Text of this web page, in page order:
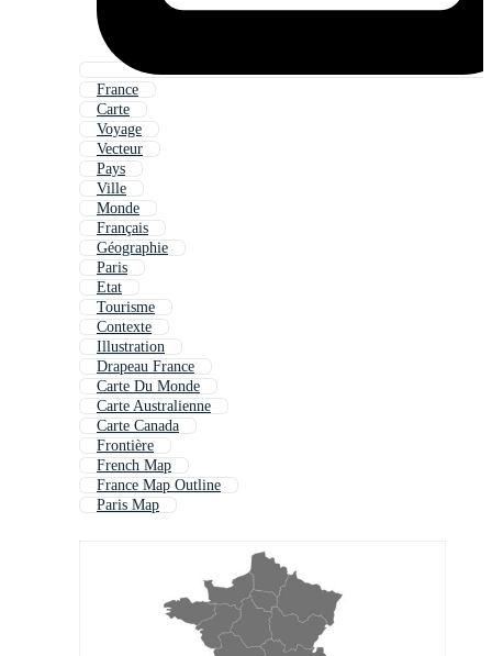
France
Carte
Voyage
Vecteur
Pays
Ville
Monde
Français
Géographie
Paris
Etat
Tourisme
Contexte
Illustration
Drapeau France
Carte Du Monde
Carte Australienne
Carte Canada
Frontière
French Map
France Map Outline
Paris Map